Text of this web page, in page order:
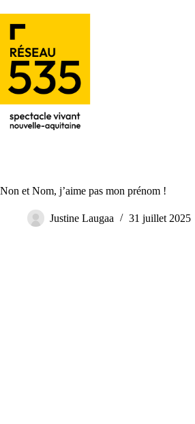
Non et Nom, j’aime pas mon prénom !
Justine Laugaa 31 juillet 2025